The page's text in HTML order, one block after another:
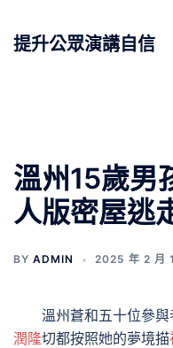
提升公眾演講自信
溫州15歲男
人版密屋逃
BY ADMIN 2025 年 2 月
溫州蒼和五十位參與
潤隆切都按照她的夢境描